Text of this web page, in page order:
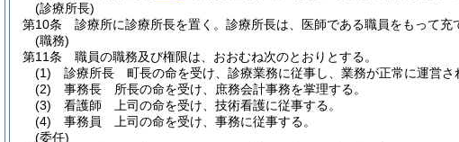
(診療所長)
第10条
診療所に診療所長を置く。 診療所長は、医師である職員をもって充
(職務)
第11条
職員の職務及び権限は、おおむね次のとおりとする。
(1)
診療所長 町長の命を受け、診療業務に従事し、業務が正常に運営さ
(2)
事務長 所長の命を受け、庶務会計事務を掌理する。
(3)
看護師 上司の命を受け、技術看護に従事する。
(4)
事務員 上司の命を受け、事務に従事する。
(委任)